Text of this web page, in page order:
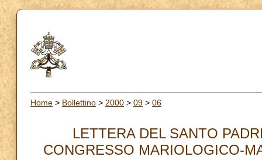
Home > Bollettino > 2000 > 09 > 06
LETTERA DEL SANTO
CONGRESSO MARIOLOGICO-